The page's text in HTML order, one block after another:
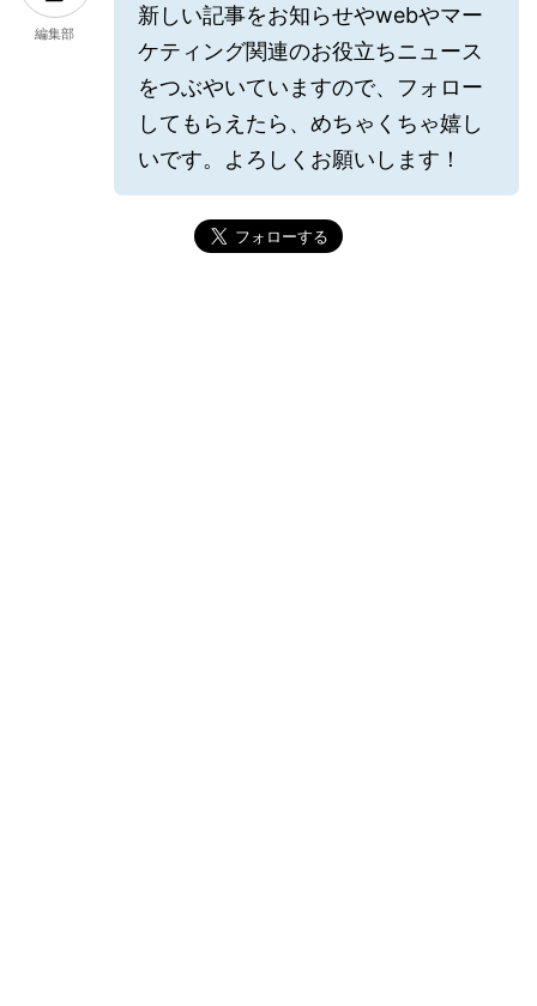
編集部
新しい記事をお知らせやwebやマー
ケティング関連のお役立ちニュース
をつぶやいていますので、フォロー
してもらえたら、めちゃくちゃ嬉し
いです。よろしくお願いします！